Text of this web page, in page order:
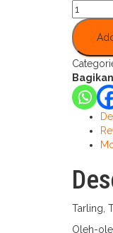
Tarling
Bagikan
Tarling,
Oleh-